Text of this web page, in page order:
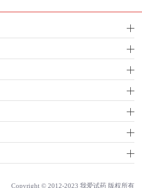
Copyright © 2012-2023 我爱试药 版权所有